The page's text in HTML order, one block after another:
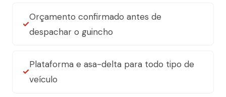
Orçamento confirmado antes de
despachar o guincho
Plataforma e asa-delta para todo tipo de
veículo